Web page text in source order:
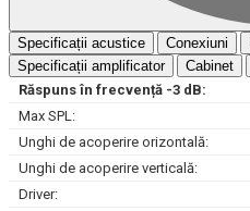
Specificații acustice Conexiuni
Specificații amplificator
Cabinet
Răspuns în frecvență -3 dB:
Max SPL:
Unghi de acoperire orizontală:
Unghi de acoperire verticală:
Driver: